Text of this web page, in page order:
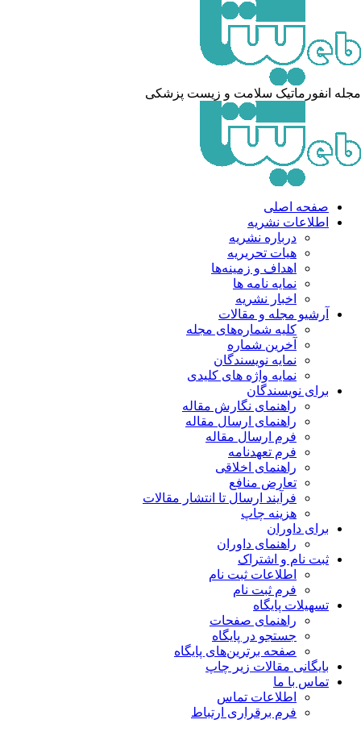
انفورماتیک سلامت و زیست پزشکی
صفحه اصلی
اطلاعات نشریه
درباره نشریه
هیات تحریریه
اهداف و زمینه‌ها
نمایه نامه ها
اخبار نشریه
آرشیو مجله و مقالات
کلیه شماره‌های مجله
آخرین شماره
نمایه نویسندگان
نمایه واژه های کلیدی
برای نویسندگان
راهنمای نگارش مقاله
راهنمای ارسال مقاله
فرم ارسال مقاله
فرم تعهدنامه
راهنمای اخلاقی
تعارض منافع
فرآیند ارسال تا انتشار مقالات
هزینه چاپ
برای داوران
راهنمای داوران
ثبت نام و اشتراک
اطلاعات ثبت نام
فرم ثبت نام
تسهیلات پایگاه
راهنمای صفحات
جستجو در پایگاه
صفحه برترین‌های پایگاه
بایگانی مقالات زیر چاپ
تماس با ما
اطلاعات تماس
فرم برقراری ارتباط